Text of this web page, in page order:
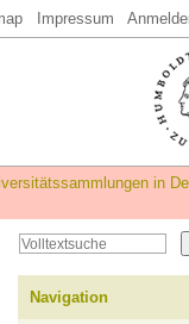
Impressum
in
Navigation